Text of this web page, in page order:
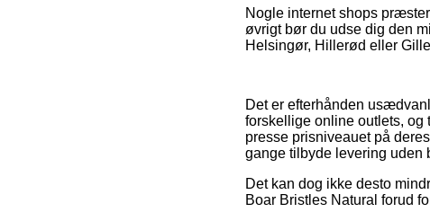
Nogle internet shops
øvrigt bør du udse dig den
Helsingør, Hillerød eller
Det er efterhånden
forskellige online outlets,
presse prisniveauet på
gange tilbyde levering uden
Det kan dog ikke desto
Boar Bristles Natural forud